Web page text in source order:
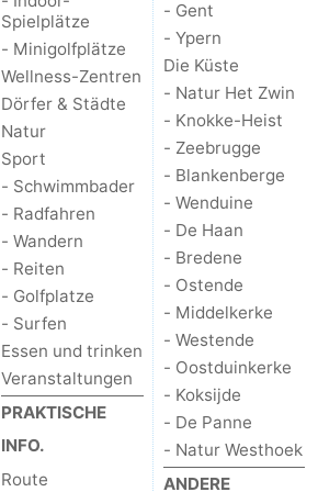
Spielplätze
- Minigolfplätze
Wellness-Zentren
Dörfer & Städte
Natur
Sport
- Schwimmbader
- Radfahren
- Wandern
- Reiten
- Golfplatze
- Surfen
Essen und trinken
Veranstaltungen
PRAKTISCHE
INFO.
Route
- Gent
- Ypern
Die Küste
- Natur Het Zwin
- Knokke-Heist
- Zeebrugge
- Blankenberge
- Wenduine
- De Haan
- Bredene
- Ostende
- Middelkerke
- Westende
- Oostduinkerke
- Koksijde
- De Panne
- Natur Westhoek
ANDERE